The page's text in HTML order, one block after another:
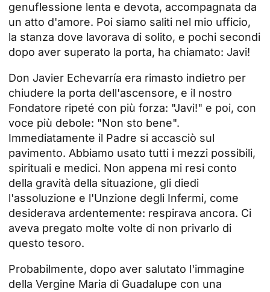
genuflessione lenta e devota, accompagnata da
un atto d'amore. Poi siamo saliti nel mio ufficio,
la stanza dove lavorava di solito, e pochi secondi
dopo aver superato la porta, ha chiamato: Javi!
Don Javier Echevarría era rimasto indietro per
chiudere la porta dell'ascensore, e il nostro
Fondatore ripeté con più forza: "Javi!" e poi, con
voce più debole: "Non sto bene".
Immediatamente il Padre si accasciò sul
pavimento. Abbiamo usato tutti i mezzi possibili,
spirituali e medici. Non appena mi resi conto
della gravità della situazione, gli diedi
l'assoluzione e l'Unzione degli Infermi, come
desiderava ardentemente: respirava ancora. Ci
aveva pregato molte volte di non privarlo di
questo tesoro.
Probabilmente, dopo aver salutato l'immagine
della Vergine Maria di Guadalupe con una